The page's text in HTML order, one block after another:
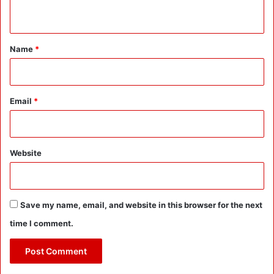
दा
ता
ओं
घ
र
जा
गे
:
न
ल
ने
र
अ
*
Name *
Email *
Website
Save my name, email, and website in this browser for the next
time I comment.